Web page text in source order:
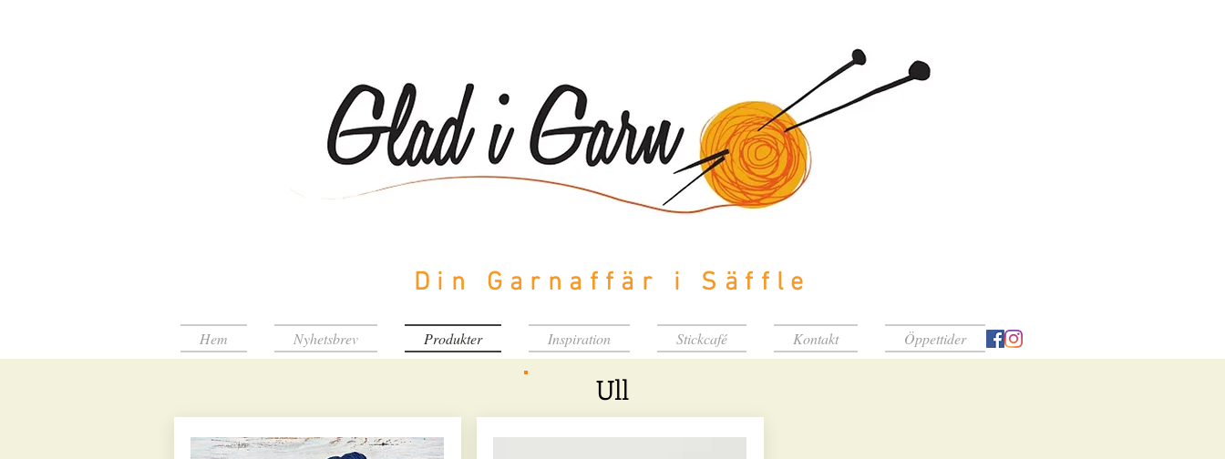
Din Garnaffär i Säffle
Hem Nyhetsbrev Produkter Inspiration Stickcafé Kontakt Öppettider
Ull